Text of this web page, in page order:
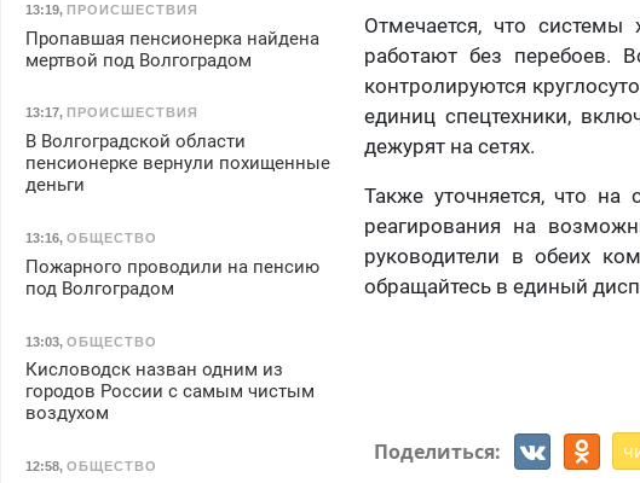
Отмечается, что системы
работают без перебоев.
контролируются
единиц спецтехники,
дежурят на сетях.
Также уточняется, что на
реагирования на
руководители в обеих
обращайтесь в единый
Поделиться:
13:19, ПРОИСШЕСТВИЯ
Пропавшая пенсионерка найдена
мертвой под Волгоградом
13:17, ПРОИСШЕСТВИЯ
В Волгоградской области
пенсионерке вернули похищенные
деньги
13:16, ОБЩЕСТВО
Пожарного проводили на пенсию
под Волгоградом
13:03, ОБЩЕСТВО
Кисловодск назван одним из
городов России с самым чистым
воздухом
12:58, ОБЩЕСТВО